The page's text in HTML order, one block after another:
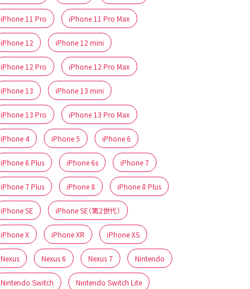
iPhone 11 Pro iPhone 11 Pro Max
iPhone 12 iPhone 12 mini
iPhone 12 Pro iPhone 12 Pro Max
iPhone 13 iPhone 13 mini
iPhone 13 Pro iPhone 13 Pro Max
iPhone 4 iPhone 5 iPhone 6
iPhone 6 Plus iPhone 6s iPhone 7
iPhone 7 Plus iPhone 8 iPhone 8 Plus
iPhone SE iPhone SE（第2世代）
iPhone X iPhone XR iPhone XS
Nexus Nexus 6 Nexus 7 Nintendo
Nintendo Switch Nintendo Switch Lite